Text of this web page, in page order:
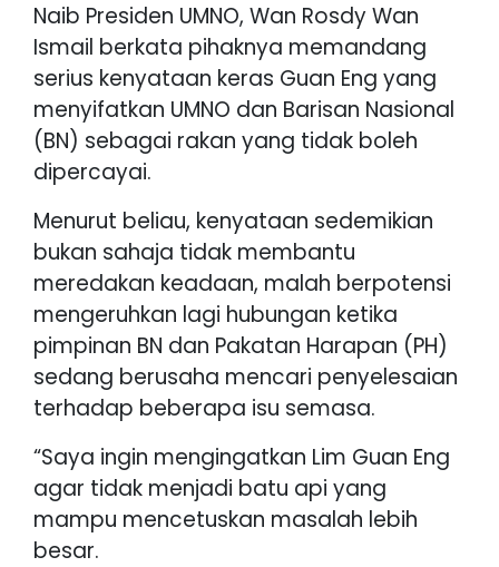
Naib Presiden UMNO, Wan Rosdy Wan
Ismail berkata pihaknya memandang
serius kenyataan keras Guan Eng yang
menyifatkan UMNO dan Barisan Nasional
(BN) sebagai rakan yang tidak boleh
dipercayai.
Menurut beliau, kenyataan sedemikian
bukan sahaja tidak membantu
meredakan keadaan, malah berpotensi
mengeruhkan lagi hubungan ketika
pimpinan BN dan Pakatan Harapan (PH)
sedang berusaha mencari penyelesaian
terhadap beberapa isu semasa.
“Saya ingin mengingatkan Lim Guan Eng
agar tidak menjadi batu api yang
mampu mencetuskan masalah lebih
besar.